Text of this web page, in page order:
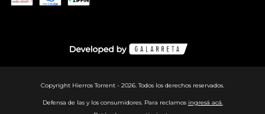
Copyright Hierros Torrent - 2026. Todos los derechos reservados.
Defensa de las y los consumidores. Para reclamos ingresá acá.